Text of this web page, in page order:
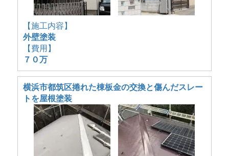
【施工内容】
外壁塗装
【費用】
７０万
横浜市都筑区捲れた棟板金の交換と傷んだスレー
トを屋根塗装